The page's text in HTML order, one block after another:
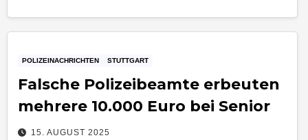
POLIZEINACHRICHTEN STUTTGART
Falsche Polizeibeamte erbeuten
mehrere 10.000 Euro bei Senior
15. AUGUST 2025